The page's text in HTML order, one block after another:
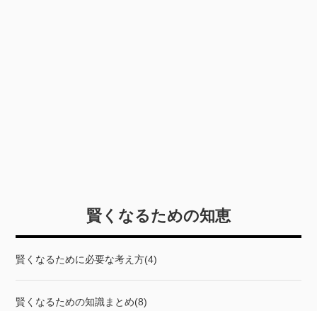
賢くなるための知恵
賢くなるために必要な考え方(4)
賢くなるための知識まとめ(8)